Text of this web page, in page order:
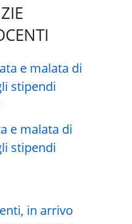
e malata di
stipendi